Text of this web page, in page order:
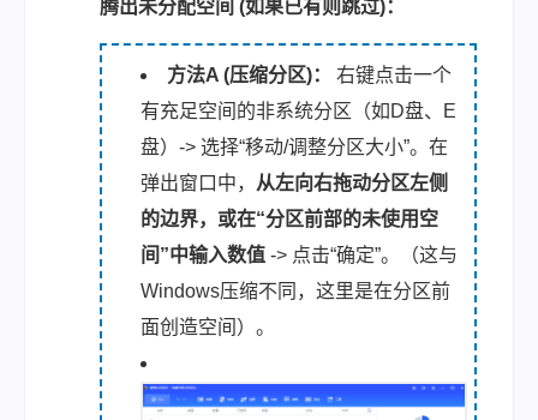
腾出未分配空间 (如果已有则跳过)：
方法A (压缩分区)：
右键点击一个
有充足空间的非系统分区（如D盘、E
盘）-> 选择“移动/调整分区大小”。在
弹出窗口中， 从左向右拖动分区左侧
的边界，或在“分区前部的未使用空
间”中输入数值 -> 点击“确定”。（这与
Windows压缩不同，这里是在分区前
面创造空间 ）。